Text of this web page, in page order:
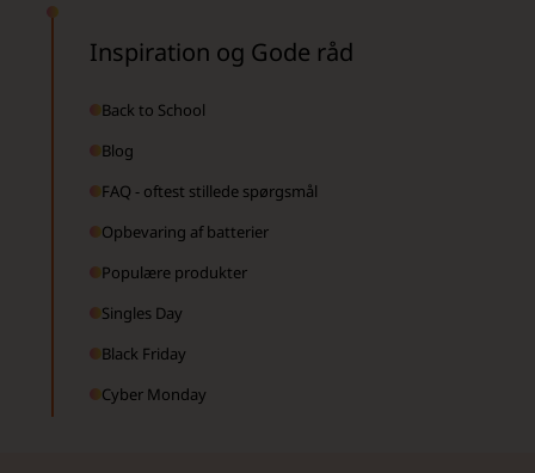
Inspiration og Gode råd
Back to School
Blog
FAQ - oftest stillede spørgsmål
Opbevaring af batterier
Populære produkter
Singles Day
Black Friday
Cyber Monday